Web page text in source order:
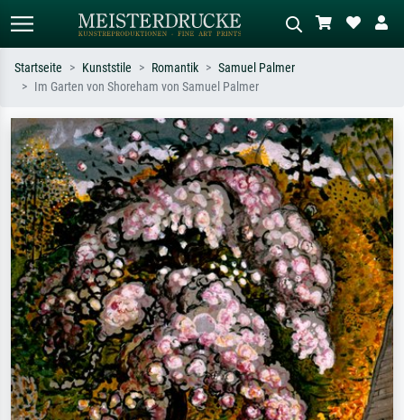
Suchen Sie nach Künstlern, Werktiteln
oder Stilen – z.B. Monet,
Sternennacht, Impressionismus, Welle
Hokusai, Akt.
Beschreiben Sie die Szene – z.B. Grüne
Wiese, Abstrakt mit viel Rot, Dunkles
Ölgemälde, Stehender Akt neben einem
Baum.
Startseite Kunststile Romantik
Samuel Palmer
Im Garten von Shoreham von Samuel Palmer